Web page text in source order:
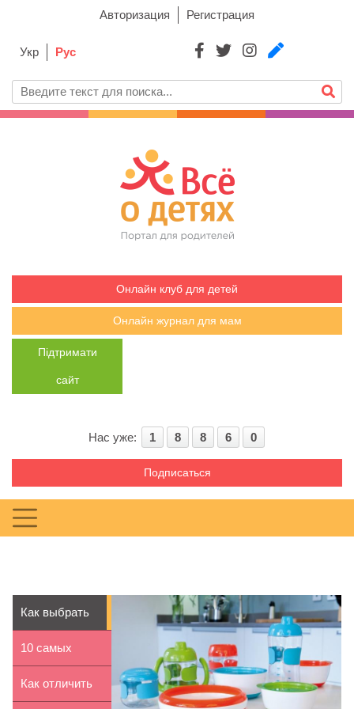
Авторизация Регистрация
Укр Рус
Онлайн клуб для детей
Онлайн журнал для мам
Підтримати
сайт
Нас уже: 1 8 8 6 0
Подписаться
Как выбрать
первую посуду
для р...
10 самых
нужных
Как отличить